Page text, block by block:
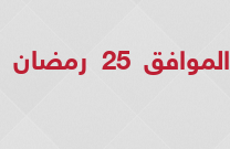
يوم الخميس 4 أبريل الموافق 25 رمضان